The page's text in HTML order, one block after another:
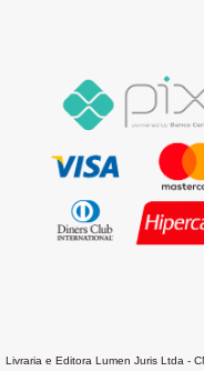
Livraria e Editora Lumen Juris Ltda -